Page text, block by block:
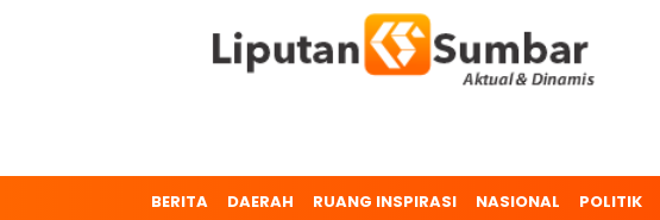
BERITA DAERAH RUANG INSPIRASI NASIONAL POLITIK